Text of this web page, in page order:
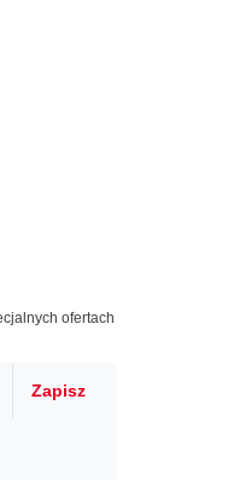
ofertach
Zapisz